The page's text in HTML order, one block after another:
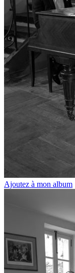
Ajoutez à mon album